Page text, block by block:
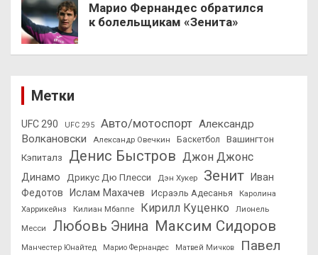
Марио Фернандес обратился
к болельщикам «Зенита»
Метки
UFC 290 UFC 295 Авто/мотоспорт Александр
Волкановски
Александр Овечкин Баскетбол
Вашингтон
Кэпиталз
Денис Быстров Джон Джонс
Динамо Дрикус Дю Плесси Дэн Хукер Зенит
Иван
Федотов
Ислам Махачев Исраэль Адесанья
Каролина
Харрикейнз
Килиан Мбаппе Кирилл Куценко
Лионель
Месси
Любовь Энина Максим Сидоров
Манчестер Юнайтед Марио Фернандес Матвей Мичков
Павел